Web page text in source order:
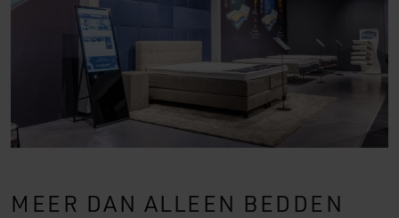
MEER DAN ALLEEN BEDDEN